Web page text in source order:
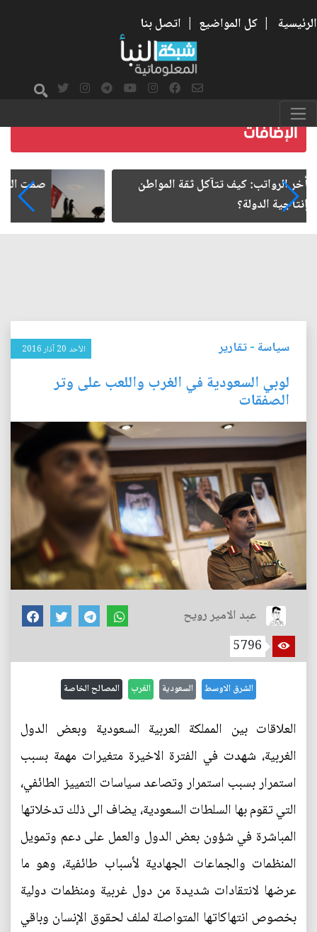
الرئيسية | كل المواضيع | اتصل بنا
صمت الطريق بعد الأربعين
سياسة-تقارير الأحد 20 آذار 2016
لوبي السعودية في الغرب واللعب على وتر
الصفقات
عبد الامير رويح
5796
الشرق الاوسط السعودية الغرب المصالح الخاصة
العلاقات بين المملكة العربية السعودية وبعض الدول
الغربية، شهدت في الفترة الاخيرة متغيرات مهمة بسبب
استمرار بسبب استمرار وتصاعد سياسات التمييز الطائفي،
التي تقوم بها السلطات السعودية، يضاف الى ذلك تدخلاتها
المباشرة في شؤون بعض الدول والعمل على دعم وتمويل
المنظمات والجماعات الجهادية لأسباب طائفية، وهو ما
عرضها لانتقادات شديدة من دول غربية ومنظمات دولية
بخصوص انتهاكاتها المتواصلة لملف لحقوق الإنسان وباقي